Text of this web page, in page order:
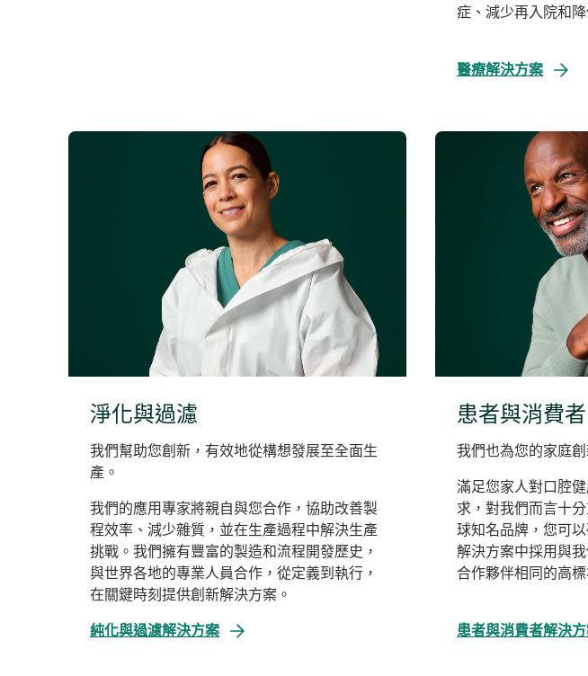
症、減少再入院和
醫療解決方案
淨化與過濾
我們幫助您創新，有效地從構想發展至全面生
產。
我們的應用專家將親自與您合作，協助改善製
程效率、減少雜質，並在生產過程中解決生產
挑戰。我們擁有豐富的製造和流程開發歷史，
與世界各地的專業人員合作，從定義到執行，
在關鍵時刻提供創新解決方案。
純化與過濾解決方案
患者與消費者
我們也為您的家庭創
滿足您家人對口腔
求，對我們而言十
球知名品牌，您可
解決方案中採用與
合作夥伴相同的高標
患者與消費者解決